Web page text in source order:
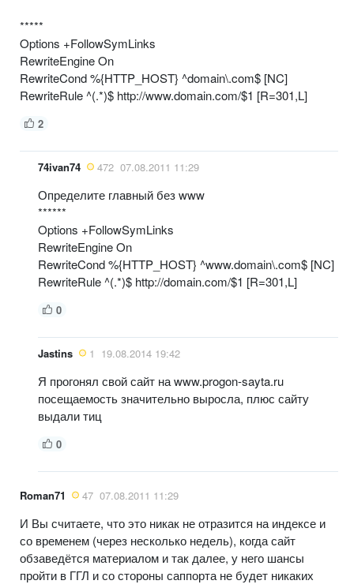
*****
Options +FollowSymLinks
RewriteEngine On
RewriteCond %{HTTP_HOST} ^domain\.com$ [NC]
RewriteRule ^(.*)$ http://www.domain.com/$1 [R=301,L]
2
74ivan74 472 07.08.2011 11:29
Определите главный без www
******
Options +FollowSymLinks
RewriteEngine On
RewriteCond %{HTTP_HOST} ^www.domain\.com$ [NC]
RewriteRule ^(.*)$ http://domain.com/$1 [R=301,L]
0
Jastins 1 19.08.2014 19:42
Я прогонял свой сайт на www.progon-sayta.ru
посещаемость значительно выросла, плюс сайту
выдали тиц
0
Roman71 47 07.08.2011 11:29
И Вы считаете, что это никак не отразится на индексе и
со временем (через несколько недель), когда сайт
обзаведётся материалом и так далее, у него шансы
пройти в ГГЛ и со стороны саппорта не будет никаких